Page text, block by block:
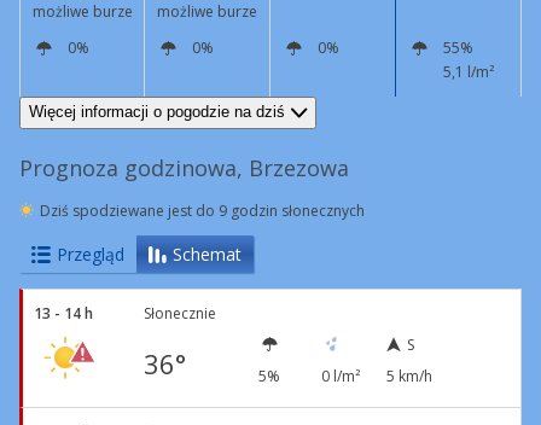
możliwe burze
możliwe burze
0% 0% 0%
55%
5,1 l/m²
S
6 km/h SW
4 km/h
Więcej informacji o pogodzie na dziś
Prognoza godzinowa, Brzezowa
Dziś spodziewane jest do 9 godzin słonecznych
Przegląd Schemat
13 - 14 h Słonecznie
36° 5% 0 l/m²
S
5 km/h